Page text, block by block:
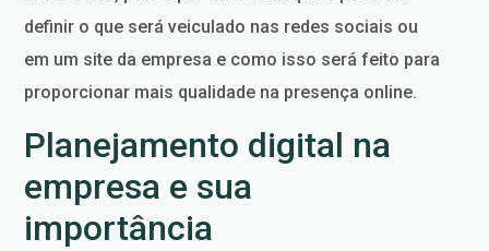
definir o que será veiculado nas redes sociais ou
em um site da empresa e como isso será feito para
proporcionar mais qualidade na presença online.
Planejamento digital na
empresa e sua
importância